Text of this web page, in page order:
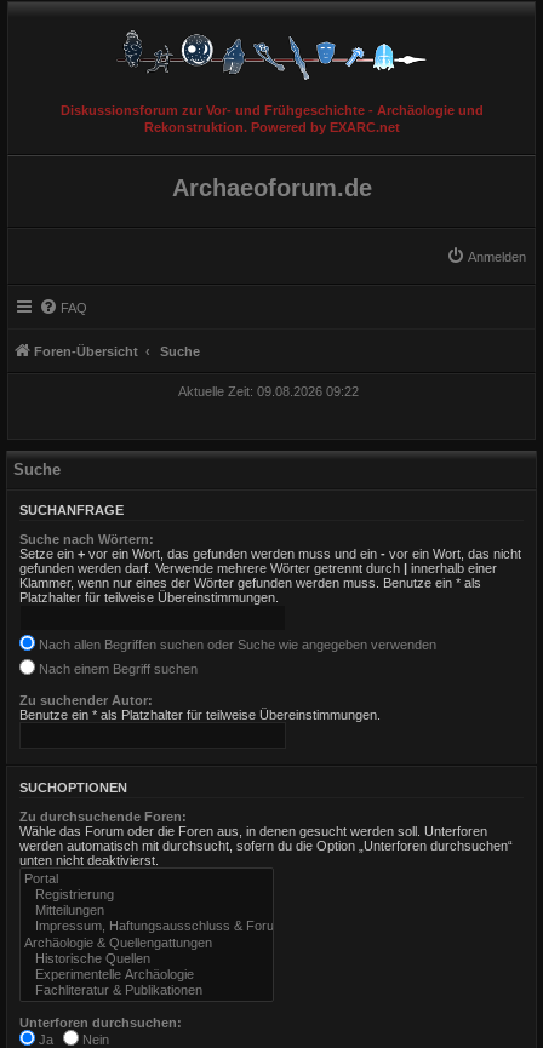
Diskussionsforum zur Vor- und Frühgeschichte - Archäologie und
Rekonstruktion. Powered by EXARC.net
Archaeoforum.de
Anmelden
FAQ
Foren-Übersicht Suche
Aktuelle Zeit: 09.08.2026 09:22
Suche
SUCHANFRAGE
Suche nach Wörtern:
Setze ein + vor ein Wort, das gefunden werden muss und ein - vor ein Wort, das nicht
gefunden werden darf. Verwende mehrere Wörter getrennt durch
innerhalb einer
Klammer, wenn nur eines der Wörter gefunden werden muss. Benutze ein * als
Platzhalter für teilweise Übereinstimmungen.
Nach allen Begriffen suchen oder Suche wie angegeben verwenden
Nach einem Begriff suchen
Zu suchender Autor:
Benutze ein * als Platzhalter für teilweise Übereinstimmungen.
SUCHOPTIONEN
Zu durchsuchende Foren:
Wähle das Forum oder die Foren aus, in denen gesucht werden soll. Unterforen
werden automatisch mit durchsucht, sofern du die Option „Unterforen durchsuchen“
unten nicht deaktivierst.
Unterforen durchsuchen:
Ja
Nein